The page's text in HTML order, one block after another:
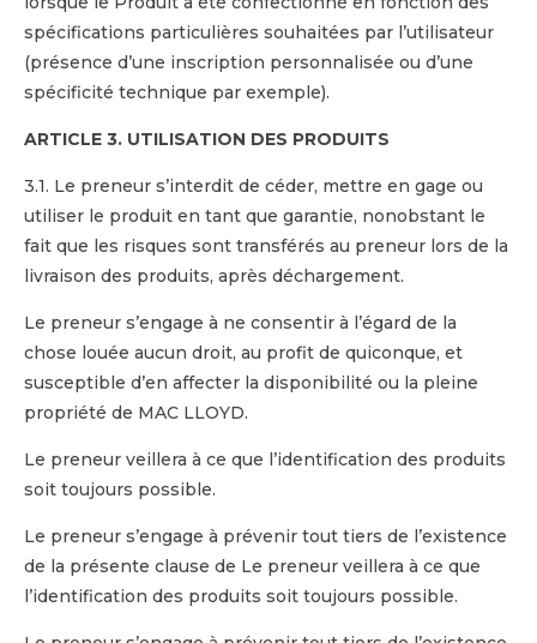
spécifications particulières souhaitées par l’utilisateur
(présence d’une inscription personnalisée ou d’une
spécificité technique par exemple).
ARTICLE 3. UTILISATION DES PRODUITS
3.1. Le preneur s’interdit de céder, mettre en gage ou
utiliser le produit en tant que garantie, nonobstant le
fait que les risques sont transférés au preneur lors de la
livraison des produits, après déchargement.
Le preneur s’engage à ne consentir à l’égard de la
chose louée aucun droit, au profit de quiconque, et
susceptible d’en affecter la disponibilité ou la pleine
propriété de MAC LLOYD.
Le preneur veillera à ce que l’identification des produits
soit toujours possible.
Le preneur s’engage à prévenir tout tiers de l’existence
de la présente clause de Le preneur veillera à ce que
l’identification des produits soit toujours possible.